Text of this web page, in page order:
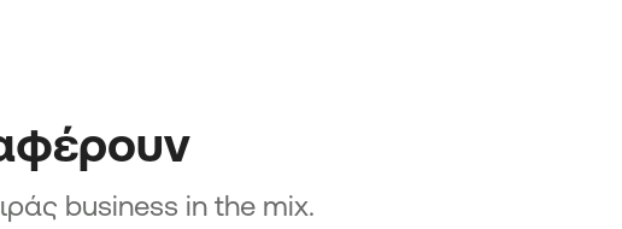
νέων
Πολύbusiness in the mix.